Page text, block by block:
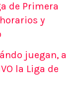
de Primera
y
juegan, a
la Liga de